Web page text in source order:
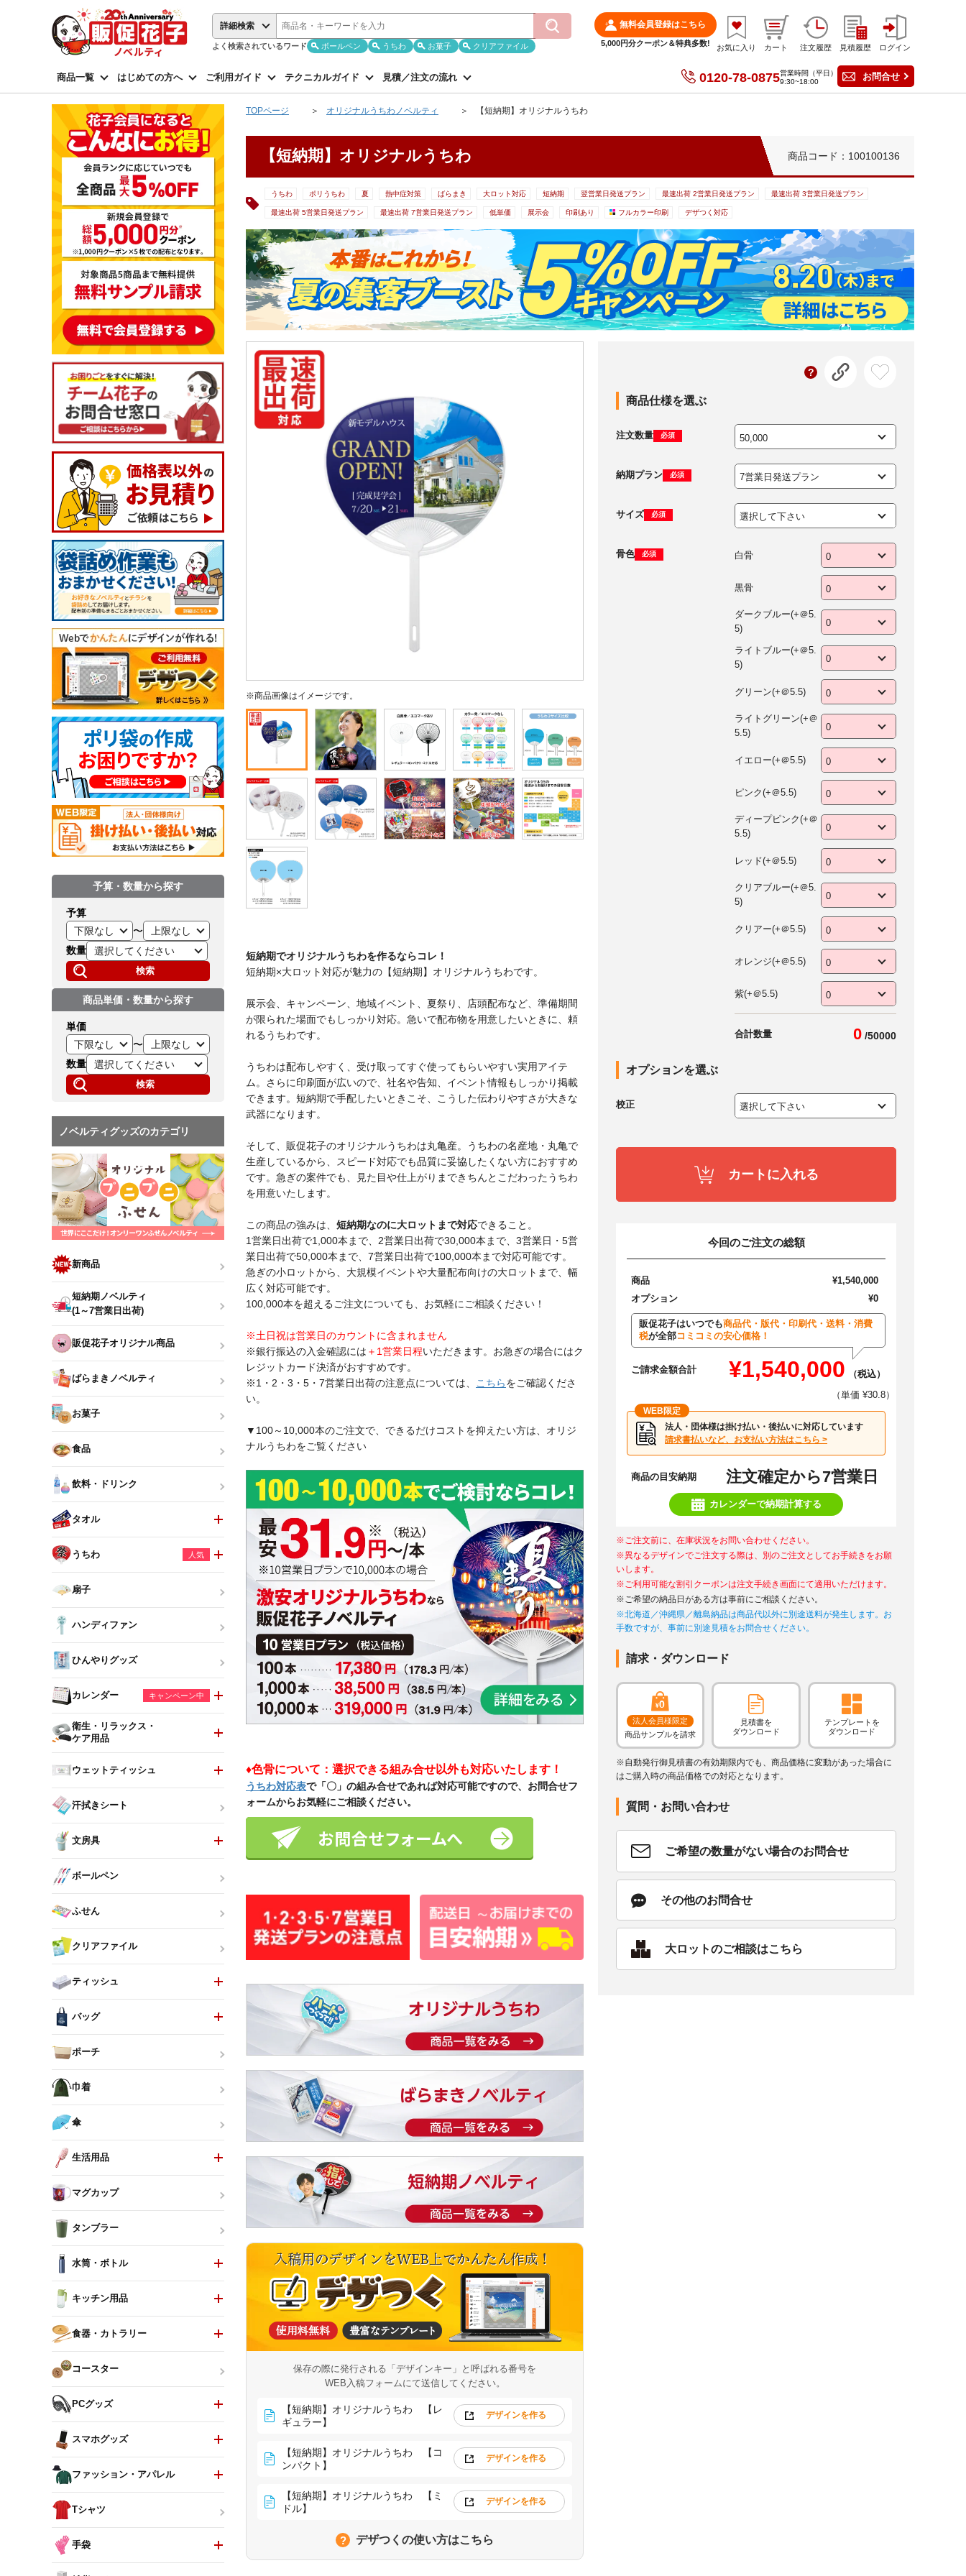
詳細検索
よく検索されているワード ボールペン うちわ お菓子 クリアファイル
無料会員登録はこちら
5,000円分クーポン＆特典多数! お気に入り カート 注文履歴 見積履歴 ログイン
商品一覧 はじめての方へ ご利用ガイド テクニカルガイド 見積／注文の流れ 0120-78-0875営業時間（平日）
9:30~18:00
お問合せ
TOPページ オリジナルうちわノベルティ 【短納期】オリジナルうちわ
【短納期】オリジナルうちわ 商品コード：100100136
うちわ ポリうちわ 夏 熱中症対策 ばらまき 大ロット対応 短納期 翌営業日発送プラン 最速出荷 2営業日発送プラン 最速出荷 3営業日発送プラン
最速出荷 5営業日発送プラン 最速出荷 7営業日発送プラン 低単価 展示会 印刷あり フルカラー印刷 デザつく対応
※商品画像はイメージです。
短納期でオリジナルうちわを作るならコレ！
短納期×大ロット対応が魅力の【短納期】オリジナルうちわです。
展示会、キャンペーン、地域イベント、夏祭り、店頭配布など、準備期間
が限られた場面でもしっかり対応。急いで配布物を用意したいときに、頼
れるうちわです。
うちわは配布しやすく、受け取ってすぐ使ってもらいやすい実用アイテ
ム。さらに印刷面が広いので、社名や告知、イベント情報もしっかり掲載
できます。短納期で手配したいときこそ、こうした伝わりやすさが大きな
武器になります。
そして、販促花子のオリジナルうちわは丸亀産。うちわの名産地・丸亀で
生産しているから、スピード対応でも品質に妥協したくない方におすすめ
です。急ぎの案件でも、見た目や仕上がりまできちんとこだわったうちわ
を用意いたします。
この商品の強みは、 短納期なのに大ロットまで対応できること。
1営業日出荷で1,000本まで、2営業日出荷で30,000本まで、3営業日・5営
業日出荷で50,000本まで、7営業日出荷で100,000本まで対応可能です。
急ぎの小ロットから、大規模イベントや大量配布向けの大ロットまで、幅
広く対応可能です。
100,000本を超えるご注文についても、お気軽にご相談ください！
※土日祝は営業日のカウントに含まれません
※銀行振込の入金確認には ＋1営業日程いただきます。お急ぎの場合にはク
レジットカード決済がおすすめです。
※1・2・3・5・7営業日出荷の注意点については、
こちらをご確認くださ
い。
▼100～10,000本のご注文で、できるだけコストを抑えたい方は、オリジ
ナルうちわをご覧ください
♦色骨について：選択できる組み合せ以外も対応いたします！
うちわ対応表で「〇」の組み合せであれば対応可能ですので、お問合せフ
ォームからお気軽にご相談ください。
保存の際に発行される「デザインキー」と呼ばれる番号を
WEB入稿フォームにて送信してください。
【短納期】オリジナルうちわ 【レ
ギュラー】
デザインを作る
【短納期】オリジナルうちわ 【コ
ンパクト】
デザインを作る
【短納期】オリジナルうちわ 【ミ
ドル】
デザインを作る
デザつくの使い方はこちら
商品仕様を選ぶ
注文数量 必須
納期プラン 必須
サイズ 必須
骨色 必須 白骨
黒骨
ダークブルー(+＠5.
5)
ライトブルー(+＠5.
5)
グリーン(+＠5.5)
ライトグリーン(+＠
5.5)
イエロー(+＠5.5)
ピンク(+＠5.5)
ディープピンク(+＠
5.5)
レッド(+＠5.5)
クリアブルー(+＠5.
5)
クリアー(+＠5.5)
オレンジ(+＠5.5)
紫(+＠5.5)
合計数量 0 /50000
オプションを選ぶ
校正
カートに入れる
今回のご注文の総額
商品
¥1,540,000
オプション
¥0
販促花子はいつでも商品代・版代・印刷代・送料・消費
税が全部コミコミの安心価格！
ご請求金額合計 ¥1,540,000
（税込）
（単価 ¥30.8）
WEB限定
法人・団体様は掛け払い・後払いに対応しています
請求書払いなど、お支払い方法はこちら >
商品の目安納期 注文確定から7営業日
カレンダーで納期計算する
※ご注文前に、在庫状況をお問い合わせください。
※異なるデザインでご注文する際は、別のご注文としてお手続きをお願
いします。
※ご利用可能な割引クーポンは注文手続き画面にて適用いただけます。
※ご希望の納品日がある方は事前にご相談ください。
※北海道／沖縄県／離島納品は商品代以外に別途送料が発生します。お
手数ですが、事前に別途見積をお問合せください。
請求・ダウンロード
法人会員様限定
商品サンプルを請求
見積書を
ダウンロード
テンプレートを
ダウンロード
※自動発行御見積書の有効期限内でも、商品価格に変動があった場合に
はご購入時の商品価格での対応となります。
質問・お問い合わせ
ご希望の数量がない場合のお問合せ
その他のお問合せ
大ロットのご相談はこちら
予算・数量から探す
予算
〜
数量
検索
商品単価・数量から探す
単価
〜
数量
検索
ノベルティグッズのカテゴリ
新商品
短納期ノベルティ
(1～7営業日出荷)
販促花子オリジナル商品
ばらまきノベルティ
お菓子
食品
飲料・ドリンク
タオル
うちわ 人気
扇子
ハンディファン
ひんやりグッズ
カレンダー キャンペーン中
衛生・リラックス・
ケア用品
ウェットティッシュ
汗拭きシート
文房具
ボールペン
ふせん
クリアファイル
ティッシュ
バッグ
ポーチ
巾着
傘
生活用品
マグカップ
タンブラー
水筒・ボトル
キッチン用品
食器・カトラリー
コースター
PCグッズ
スマホグッズ
ファッション・アパレル
Tシャツ
手袋